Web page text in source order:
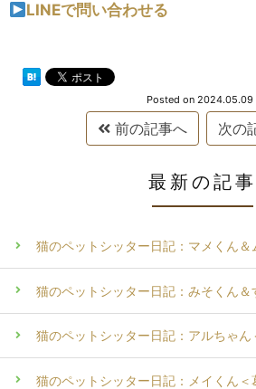
LINEで問い合わせる
Posted on 2024.05.09
前の記事へ 次の
最新の記事
猫のペットシッター日記：マメくん＆
猫のペットシッター日記：みそくん＆
猫のペットシッター日記：アルちゃん
猫のペットシッター日記：メイくん＜